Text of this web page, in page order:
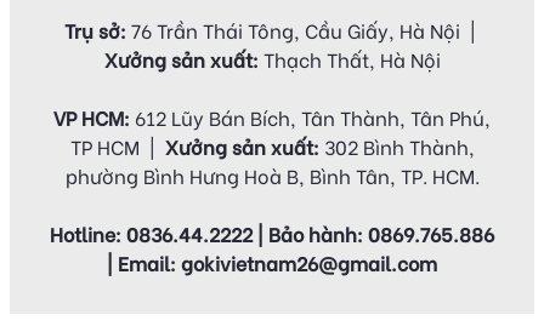
Trụ sở: 76 Trần Thái Tông, Cầu Giấy, Hà Nội |
Xưởng sản xuất: Thạch Thất, Hà Nội
VP HCM: 612 Lũy Bán Bích, Tân Thành, Tân Phú,
TP HCM | Xưởng sản xuất: 302 Bình Thành,
phường Bình Hưng Hoà B, Bình Tân, TP. HCM.
Hotline: 0836.44.2222 | Bảo hành: 0869.765.886
| Email: gokivietnam26@gmail.com